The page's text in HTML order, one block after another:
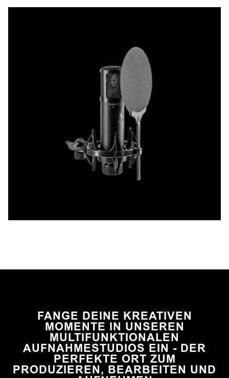
FANGE DEINE KREATIVEN
MOMENTE IN UNSEREN
MULTIFUNKTIONALEN
AUFNAHMESTUDIOS EIN - DER
PERFEKTE ORT ZUM
PRODUZIEREN, BEARBEITEN UND